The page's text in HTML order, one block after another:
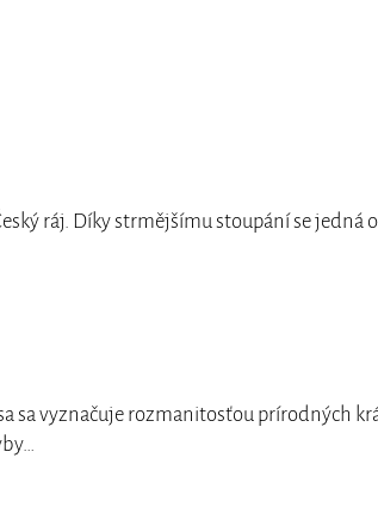
ráj. Díky strmějšímu stoupání se jedná o
sa vyznačuje rozmanitosťou prírodných